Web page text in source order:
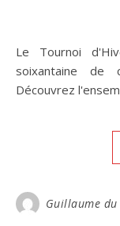
Le Tournoi d'Hiver, édition 2022, a rassemblé une
soixantaine de
Découvrez
Guillaume